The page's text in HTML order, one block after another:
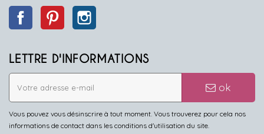
Facebook Pinterest
LETTRE D'INFORMATIONS
ok
Vous pouvez vous désinscrire à tout moment. Vous trouverez pour cela nos
informations de contact dans les conditions d'utilisation du site.